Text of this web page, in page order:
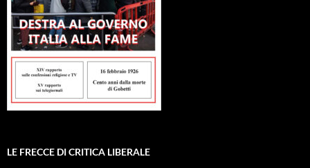
LE FRECCE DI CRITICA LIBERALE